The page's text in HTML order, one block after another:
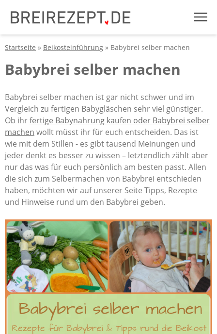
Startseite » Beikosteinführung » Babybrei selber machen
Babybrei selber machen
Babybrei selber machen ist gar nicht schwer und im
Vergleich zu fertigen Babygläschen sehr viel günstiger.
Ob ihrfertige Babynahrung kaufen oder Babybrei selber
machen wollt müsst ihr für euch entscheiden. Das ist
wie mit dem Stillen - es gibt tausend Meinungen und
jeder denkt es besser zu wissen – letztendlich zählt aber
nur das was für euch persönlich am besten passt. Allen
die sich zum Selbermachen von Babybrei entschieden
haben, möchten wir auf unserer Seite Tipps, Rezepte
und Hinweise rund um den Babybrei geben.